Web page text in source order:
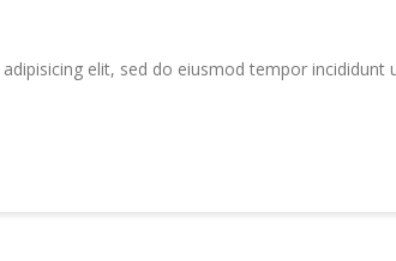
elit, sed do eiusmod tempor incididunt